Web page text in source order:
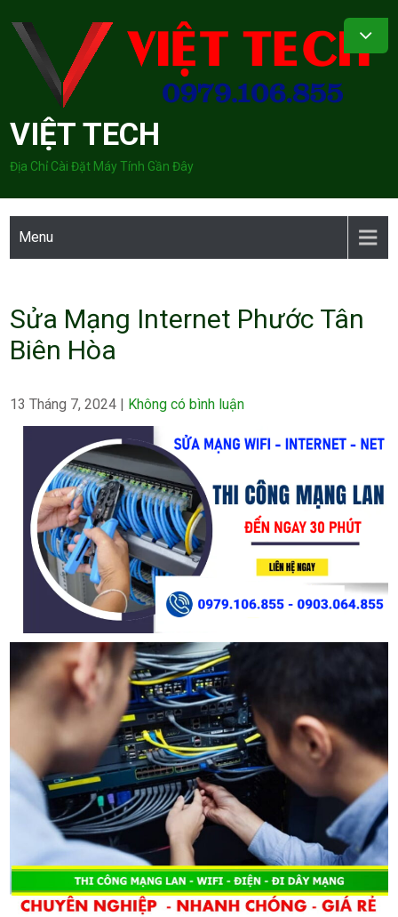
content
VIỆT TECH
Địa Chỉ Cài Đặt Máy Tính Gần Đây
Menu
Sửa Mạng Internet Phước Tân
Biên Hòa
13 Tháng 7, 2024 | Không có bình luận